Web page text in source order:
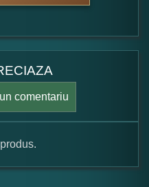
comentariu